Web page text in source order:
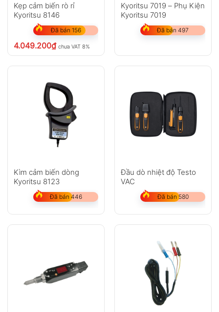
Kẹp cảm biến rò rỉ
Kyoritsu 8146
Đã bán 156
4.049.200₫ chưa VAT 8%
Kyoritsu 7019 – Phụ Kiện
Kyoritsu 7019
Đã bán 497
Kìm cảm biến dòng
Kyoritsu 8123
Đã bán 446
Đầu dò nhiệt độ Testo
VAC
Đã bán 580